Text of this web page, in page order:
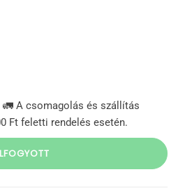
🚛 A csomagolás és szállítás
Ft feletti rendelés esetén.